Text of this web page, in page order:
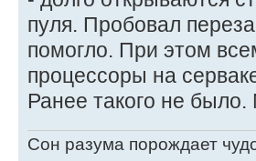
пуля. Пробовал
помогло. При этом
процессоры на
Ранее такого не было.
Сон разума порождает